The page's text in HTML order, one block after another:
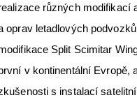
různých modifikací
oprav letadlových
Split Scimitar
v kontinentální Evropě,
s instalací